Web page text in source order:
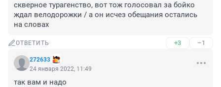
скверное турагенство, вот тож голосовал за бойко
ждал велодорожки / а он исчез обещания остались
на словах
ОТВЕТИТЬ +3 –1
272633
24 января 2022, 11:49
так вам и надо